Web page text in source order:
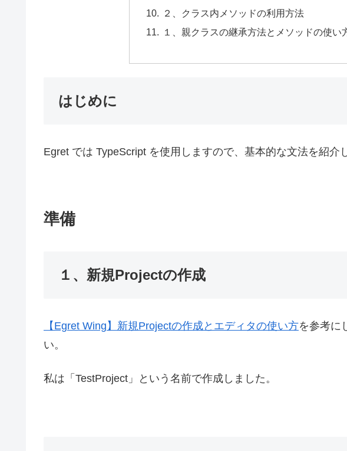
２、クラス内メソッドの利用方法
１、親クラスの継承方法とメソッドの使い
はじめに
Egret では TypeScript を使用しますので、基本的な文法を紹介
準備
１、新規Projectの作成
【Egret Wing】新規Projectの作成とエディタの使い方を参考に
い。
私は「TestProject」という名前で作成しました。